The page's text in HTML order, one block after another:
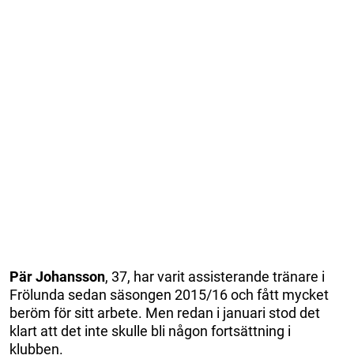
Pär Johansson, 37, har varit assisterande tränare i
Frölunda sedan säsongen 2015/16 och fått mycket
beröm för sitt arbete. Men redan i januari stod det
klart att det inte skulle bli någon fortsättning i
klubben.